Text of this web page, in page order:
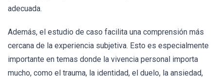
adecuada.
Además, el estudio de caso facilita una comprensión más
cercana de la experiencia subjetiva. Esto es especialmente
importante en temas donde la vivencia personal importa
mucho, como el trauma, la identidad, el duelo, la ansiedad,